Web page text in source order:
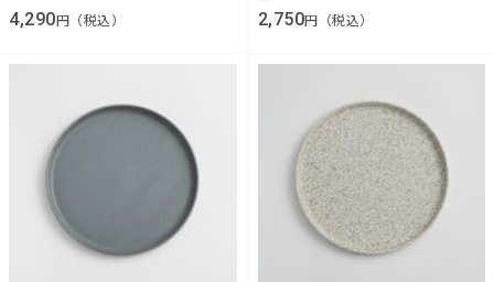
4,290 円（税込） 2,750円（税込）